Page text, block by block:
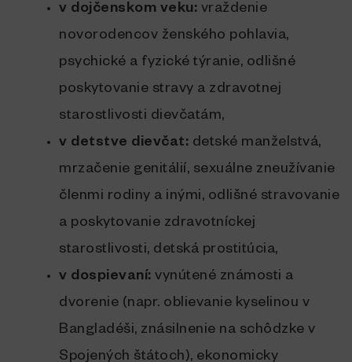
v dojčenskom veku: vraždenie
novorodencov ženského pohlavia,
psychické a fyzické týranie, odlišné
poskytovanie stravy a zdravotnej
starostlivosti dievčatám,
v detstve dievčat: detské manželstvá,
mrzačenie genitálií, sexuálne zneužívanie
členmi rodiny a inými, odlišné stravovanie
a poskytovanie zdravotníckej
starostlivosti, detská prostitúcia,
v dospievaní: vynútené známosti a
dvorenie (napr. oblievanie kyselinou v
Bangladéši, znásilnenie na schôdzke v
Spojených štátoch), ekonomicky